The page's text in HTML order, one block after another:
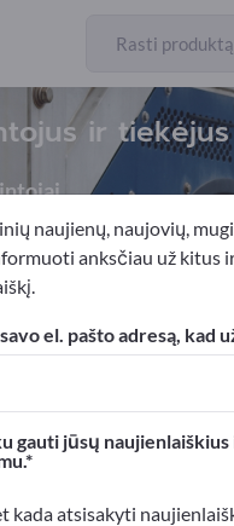
ir tiekėjus
Biuro įranga
kontaktai >> pradėkite
>> publikuokite čia
naujienų, naujovių,
anksčiau už kitus
el. pašto adresą, kad
gauti jūsų
kada atsisakyti